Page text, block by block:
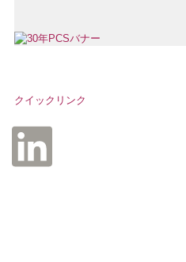
クイックリンク